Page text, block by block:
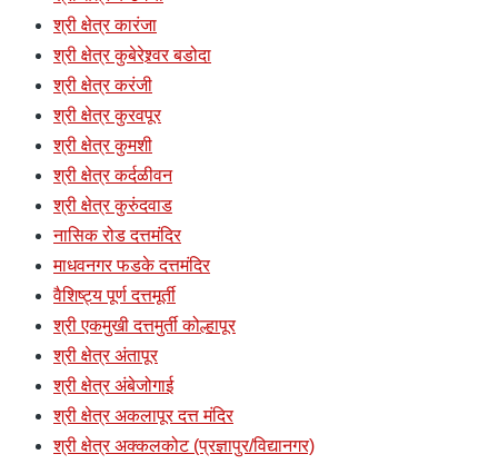
श्री क्षेत्र कारंजा
श्री क्षेत्र कुबेरेश्र्वर बडोदा
श्री क्षेत्र करंजी
श्री क्षेत्र कुरवपूर
श्री क्षेत्र कुमशी
श्री क्षेत्र कर्दळीवन
श्री क्षेत्र कुरुंदवाड
नासिक रोड दत्तमंदिर
माधवनगर फडके दत्तमंदिर
वैशिष्ट्य पूर्ण दत्तमूर्ती
श्री एकमुखी दत्तमुर्ती कोल्हापूर
श्री क्षेत्र अंतापूर
श्री क्षेत्र अंबेजोगाई
श्री क्षेत्र अकलापूर दत्त मंदिर
श्री क्षेत्र अक्कलकोट (प्रज्ञापुर/विद्यानगर)